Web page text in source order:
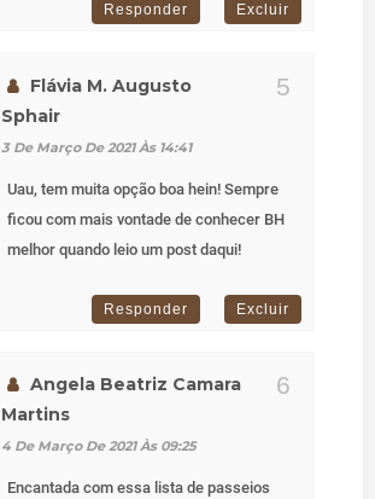
Responder Excluir
Flávia M. Augusto
Sphair
3 De Março De 2021 Às 14:41
Uau, tem muita opção boa hein! Sempre
ficou com mais vontade de conhecer BH
melhor quando leio um post daqui!
Responder Excluir
Angela Beatriz Camara
Martins
4 De Março De 2021 Às 09:25
Encantada com essa lista de passeios